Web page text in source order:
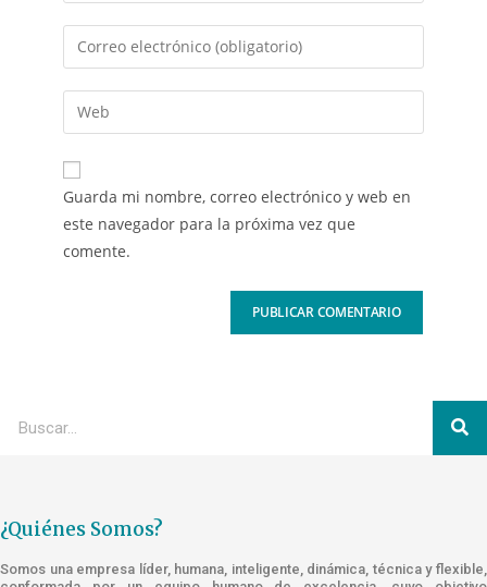
Guarda mi nombre, correo electrónico y web en
este navegador para la próxima vez que
comente.
¿Quiénes Somos?
Somos una empresa líder, humana, inteligente, dinámica, técnica y flexible,